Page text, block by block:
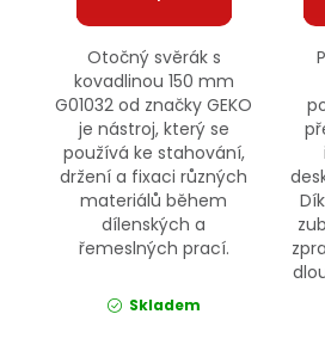
Otočný svěrák s
kovadlinou 150 mm
G01032 od značky GEKO
je nástroj, který se
používá ke stahování,
držení a fixaci různých
materiálů během
dílenských a
řemeslných prací.
Skladem